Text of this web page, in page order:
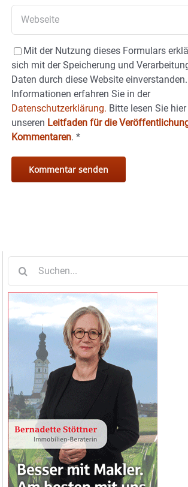
Mit der Nutzung dieses Formulars
sich mit der Speicherung und
Daten durch diese Website
Informationen erfahren Sie in der
Datenschutzerklärung. Bitte lesen Sie
unseren Leitfaden für die
Kommentaren. *
nach: